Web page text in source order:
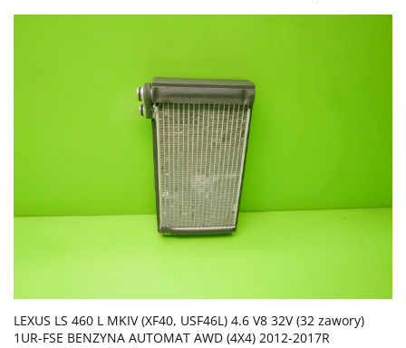
LEXUS LS 460 L MKIV (XF40, USF46L) 4.6 V8 32V (32 zawory)
1UR-FSE BENZYNA AUTOMAT AWD (4X4) 2012-2017R